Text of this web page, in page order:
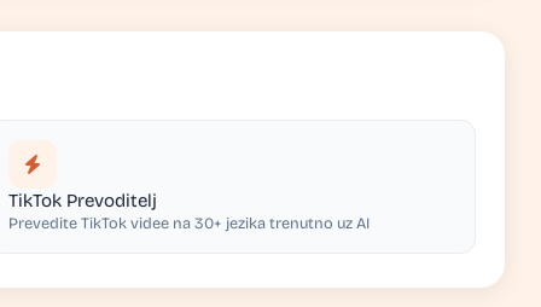
TikTok Prevoditelj
Prevedite TikTok videe na 30+ jezika trenutno uz AI